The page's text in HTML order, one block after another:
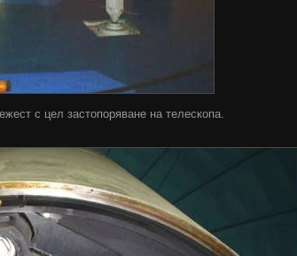
с цел застопоряване на телескопа.